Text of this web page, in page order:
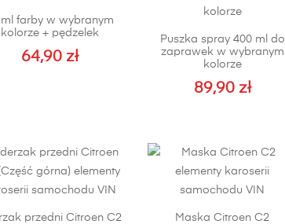
ml farby w wybranym
kolorze + pędzelek
64,90 zł
Puszka spray 400 ml do
zaprawek w wybranym
kolorze
89,90 zł
przedni Citroen C2
Maska Citroen C2